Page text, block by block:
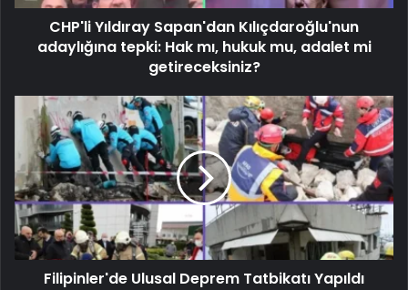
CHP'li Yıldıray Sapan'dan Kılıçdaroğlu'nun
adaylığına tepki: Hak mı, hukuk mu, adalet mi
getireceksiniz?
Filipinler'de Ulusal Deprem Tatbikatı Yapıldı